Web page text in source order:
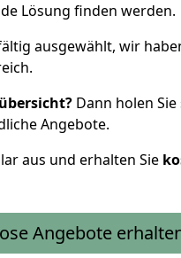
Lösung finden werden.
ausgewählt, wir
Dann holen
Angebote.
aus und erhalten Sie
Angebote